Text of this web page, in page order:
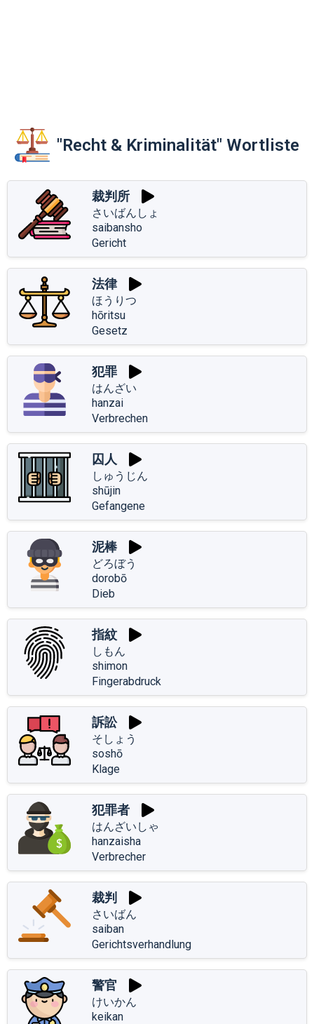
"Recht & Kriminalität" Wortliste
裁判所
さいばんしょ
saibansho
Gericht
法律
ほうりつ
hōritsu
Gesetz
犯罪
はんざい
hanzai
Verbrechen
囚人
しゅうじん
shūjin
Gefangene
泥棒
どろぼう
dorobō
Dieb
指紋
しもん
shimon
Fingerabdruck
訴訟
そしょう
soshō
Klage
犯罪者
はんざいしゃ
hanzaisha
Verbrecher
裁判
さいばん
saiban
Gerichtsverhandlung
警官
けいかん
keikan